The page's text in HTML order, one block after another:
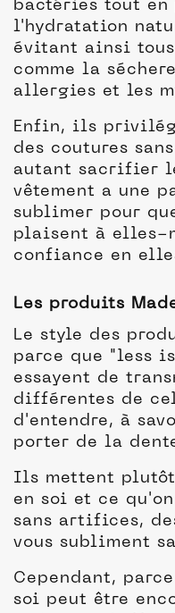
bactéries tout en
l'hydratation
évitant ainsi
comme la
allergies et les
Enfin, ils
des coutures
autant sacrifier
vêtement a une
sublimer pour
plaisent à elles-
confiance en
Les produits
Le style des
parce que "less
essayent de
différentes de
d'entendre, à
porter de la
Ils mettent
en soi et ce
sans artifices,
vous subliment
Cependant,
soi peut être